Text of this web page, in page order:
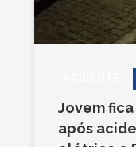
Jovem
após